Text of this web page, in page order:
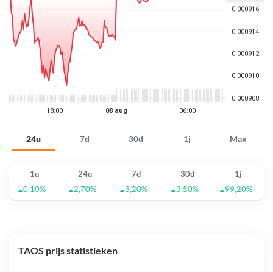
24u 7d 30d 1j Max
1u 24u 7d 30d
1j
0,10%
2,70% 3,20% 3,50% 99,20%
TAOS prijs statistieken